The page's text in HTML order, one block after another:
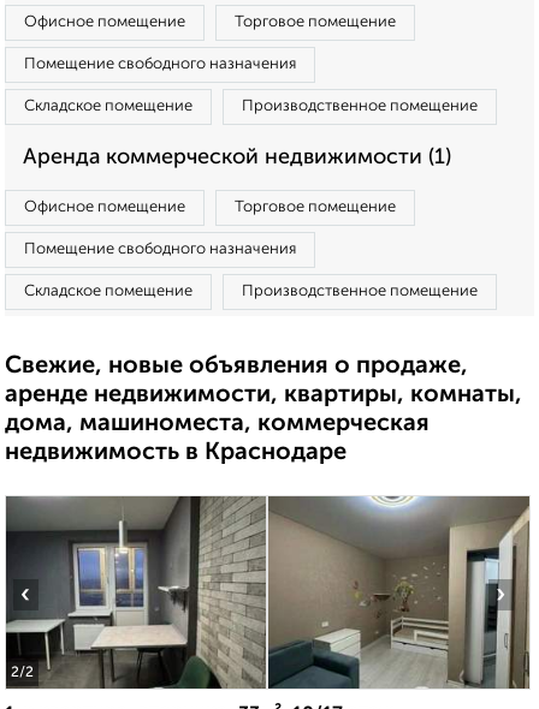
Офисное помещение Торговое помещение
Помещение свободного назначения
Складское помещение Производственное помещение
Аренда коммерческой недвижимости (1)
Офисное помещение Торговое помещение
Помещение свободного назначения
Складское помещение Производственное помещение
Свежие, новые объявления о продаже,
аренде недвижимости, квартиры, комнаты,
дома, машиноместа, коммерческая
недвижимость в Краснодаре
2/2
‹ ›